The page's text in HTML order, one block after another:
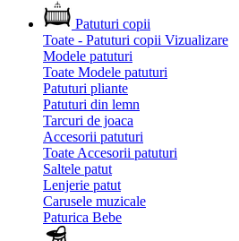
Patuturi copii
Toate - Patuturi copii Vizualizare
Modele patuturi
Toate Modele patuturi
Patuturi pliante
Patuturi din lemn
Tarcuri de joaca
Accesorii patuturi
Toate Accesorii patuturi
Saltele patut
Lenjerie patut
Carusele muzicale
Paturica Bebe